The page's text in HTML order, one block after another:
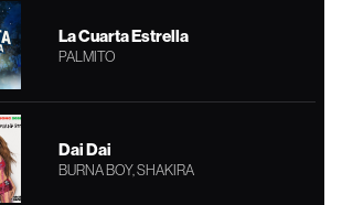
La Cuarta Estrella
PALMITO
Dai Dai
BURNA BOY, SHAKIRA